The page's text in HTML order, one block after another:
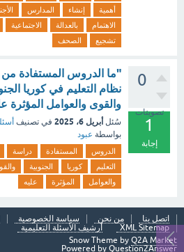
أهمية
إنشاء المدارس
الاهتمام
بالعدالة الاجتماعية
تشجيع
الصحف
0
تصويتات
1
إجابة
"ما الدروس المستفادة
نظام التعليم في كوريا
والقوى والعوامل المؤثرة
سُئل أبريل 6، 2025 في تصنيف
بواسطة عبود
الدروس المستفادة دراسة
التعليم
كوريا الجنوبية
والعوامل
المؤثرة عليه
اتصل بنا من نحن سياسة الخصوصية
XML Sitemap
أرشيف الأسئلة التعليمية
Snow Theme by Q2A Market
Powered by Question2Answer